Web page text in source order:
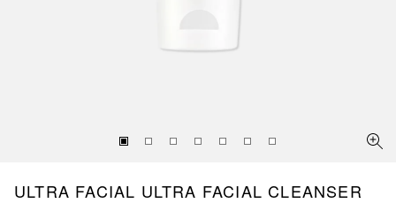
ULTRA FACIAL ULTRA FACIAL CLEANSER